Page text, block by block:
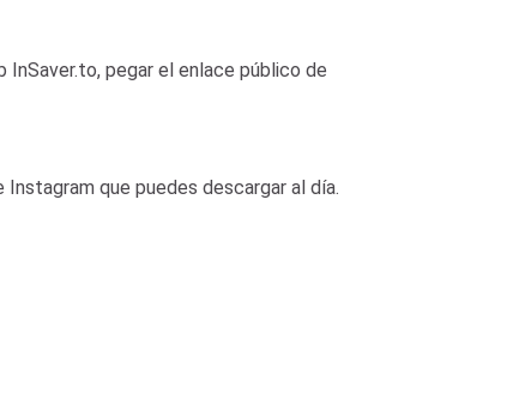
pegar el enlace público de
que puedes descargar al día.